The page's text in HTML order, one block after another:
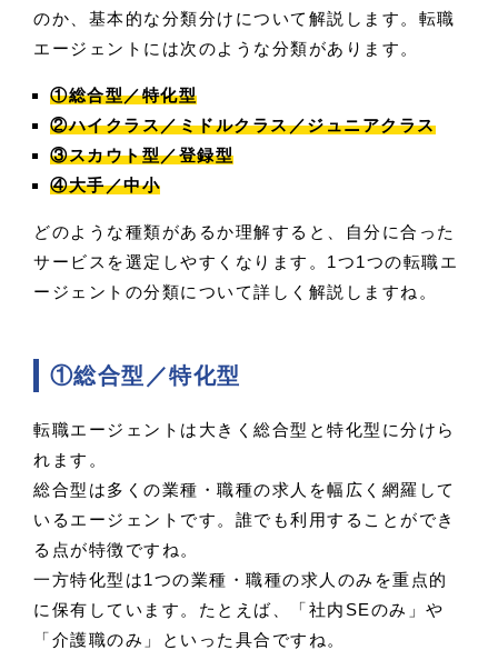
のか、基本的な分類分けについて解説します。転職
エージェントには次のような分類があります。
①総合型／特化型
②ハイクラス／ミドルクラス／ジュニアクラス
③スカウト型／登録型
④大手／中小
どのような種類があるか理解すると、自分に合った
サービスを選定しやすくなります。1つ1つの転職エ
ージェントの分類について詳しく解説しますね。
①総合型／特化型
転職エージェントは大きく総合型と特化型に分けら
れます。
総合型は多くの業種・職種の求人を幅広く網羅して
いるエージェントです。誰でも利用することができ
る点が特徴ですね。
一方特化型は1つの業種・職種の求人のみを重点的
に保有しています。たとえば、「社内SEのみ」や
「介護職のみ」といった具合ですね。